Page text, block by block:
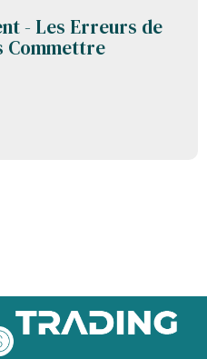
- Les Erreurs de
Commettre